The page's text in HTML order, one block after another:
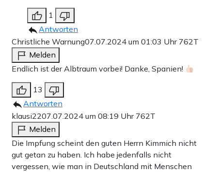
1
Antworten
Christliche Warnung07.07.2024 um 01:03 Uhr 762T
Melden
Endlich ist der Albtraum vorbei! Danke, Spanien!
13
Antworten
klausi2207.07.2024 um 08:19 Uhr 762T
Melden
Die Impfung scheint den guten Herrn Kimmich nicht
gut getan zu haben. Ich habe jedenfalls nicht
vergessen, wie man in Deutschland mit Menschen